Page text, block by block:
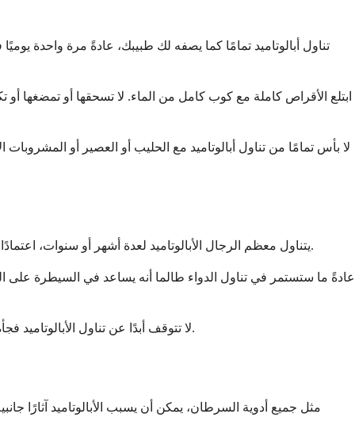
تناول أبالوتاميد تمامًا كما يصفه لك طبيبك، عادةً مرة واحدة
ابتلع الأقراص كاملة مع كوب كامل من الماء. لا تسحقها أو تمضغها
لا بأس تمامًا من تناول أبالوتاميد مع الحليب أو العصير أو
يتناول معظم الرجال الأبالوتاميد لعدة أشهر أو سنوات، اعتمادًا على مدى استجابة السرطان للعلاج. سيراقب طبيبك تقدمك من خلال فحوصات الدم والتصوير المنتظمة لتحديد المدة الأفضل لحالتك المحددة.
عادةً ما ستستمر في تناول الدواء طالما أنه يساعد في السيطرة على
لا تتوقف أبدًا عن تناول الأبالوتاميد فجأة دون التحدث إلى طبيبك أولاً. حتى لو كنت تشعر بتحسن، فمن المحتمل أن الدواء يعمل خلف الكواليس للحفاظ على السيطرة على السرطان.
مثل جميع أدوية السرطان، يمكن أن يسبب الأبالوتاميد آثارًا